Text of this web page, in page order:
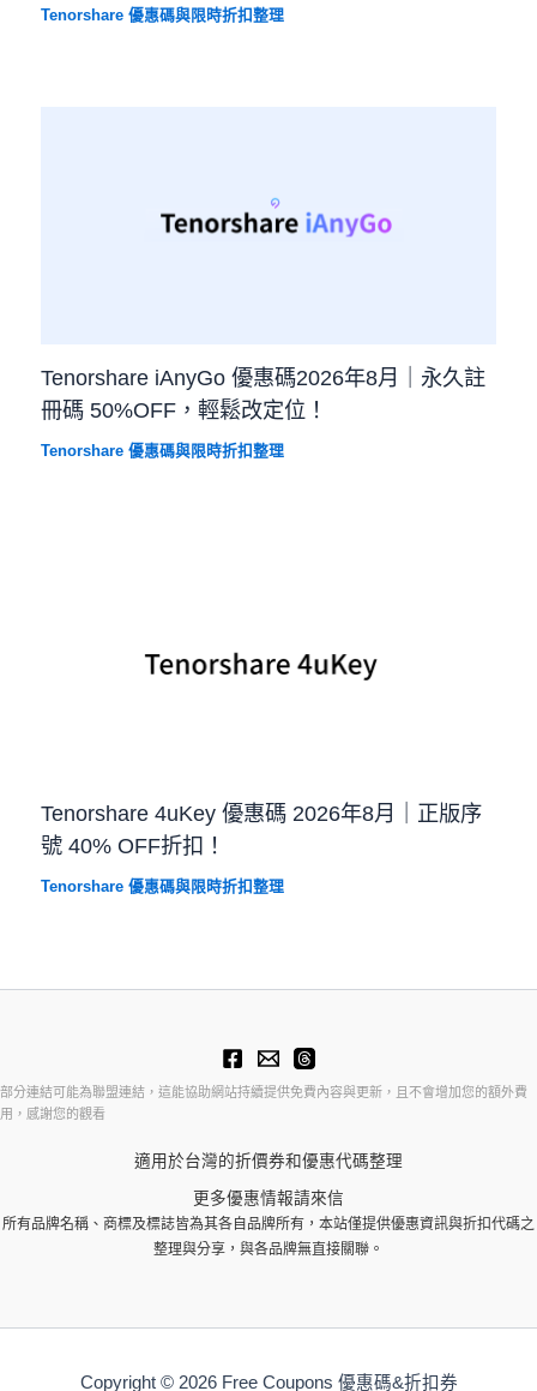
Tenorshare 優惠碼與限時折扣整理
Tenorshare iAnyGo 優惠碼2026年8月｜永久註
冊碼 50%OFF，輕鬆改定位！
Tenorshare 優惠碼與限時折扣整理
Tenorshare 4uKey 優惠碼 2026年8月｜正版序
號 40% OFF折扣！
Tenorshare 優惠碼與限時折扣整理
部分連結可能為聯盟連結，這能協助網站持續提供免費內容與更新，且不會增加您的額外費
用，感謝您的觀看
適用於台灣的折價券和優惠代碼整理
更多優惠情報請來信
所有品牌名稱、商標及標誌皆為其各自品牌所有，本站僅提供優惠資訊與折扣代碼之
整理與分享，與各品牌無直接關聯。
Copyright © 2026 Free Coupons 優惠碼&折扣券